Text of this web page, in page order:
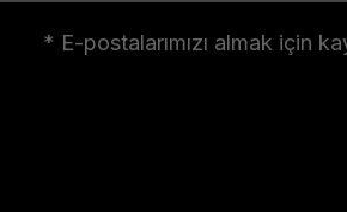
* E-postalarımızı almak için